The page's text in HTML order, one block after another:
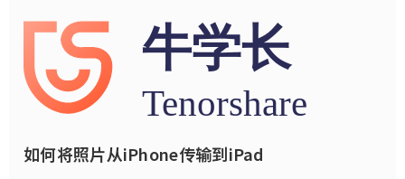
如何将照片从iPhone传输到iPad